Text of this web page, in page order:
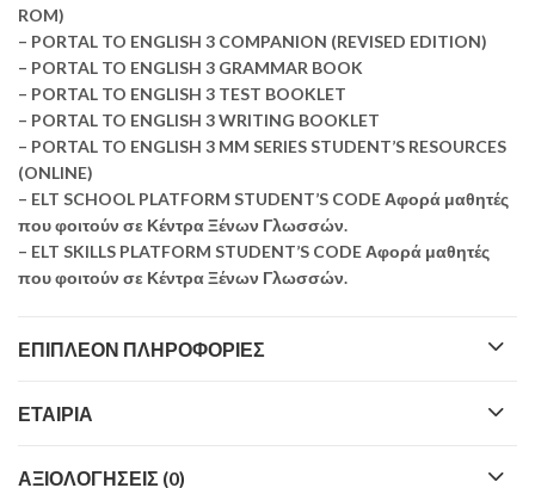
ROM)
– PORTAL TO ENGLISH 3 COMPANION (REVISED EDITION)
– PORTAL TO ENGLISH 3 GRAMMAR BOOK
– PORTAL TO ENGLISH 3 TEST BOOKLET
– PORTAL TO ENGLISH 3 WRITING BOOKLET
– PORTAL TO ENGLISH 3 MM SERIES STUDENT’S RESOURCES
(ONLINE)
– ELT SCHOOL PLATFORM STUDENT’S CODE Αφορά μαθητές
που φοιτούν σε Κέντρα Ξένων Γλωσσών.
– ELT SKILLS PLATFORM STUDENT’S CODE Αφορά μαθητές
που φοιτούν σε Κέντρα Ξένων Γλωσσών.
ΕΠΙΠΛΈΟΝ ΠΛΗΡΟΦΟΡΊΕΣ
ΕΤΑΙΡΊΑ
ΑΞΙΟΛΟΓΉΣΕΙΣ (0)